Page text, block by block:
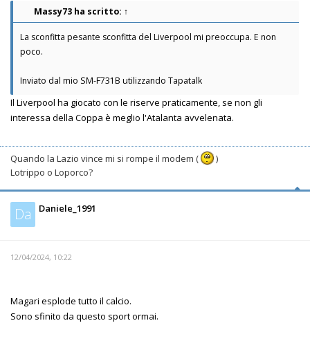
Massy73 ha scritto: ↑
La sconfitta pesante sconfitta del Liverpool mi preoccupa. E non
poco.
Inviato dal mio SM-F731B utilizzando Tapatalk
Il Liverpool ha giocato con le riserve praticamente, se non gli
interessa della Coppa è meglio l'Atalanta avvelenata.
Quando la Lazio vince mi si rompe il modem (
)
Lotrippo o Loporco?
Da Daniele_1991
12/04/2024, 10:22
Magari esplode tutto il calcio.
Sono sfinito da questo sport ormai.